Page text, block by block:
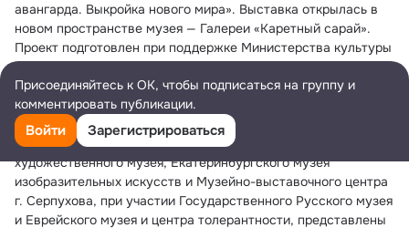
авангарда. Выкройка нового мира». Выставка открылась в
новом пространстве музея — Галереи «Каретный сарай».
Проект подготовлен при поддержке Министерства культуры
и туризма Московской области.
Порядка 200 экспонатов, в число которых входит: живопись,
графика, фотография, ткани, фарфор, набойные доски,
изразцы, деревянная утварь и произведения храмового
искусства из коллекций Серпуховского историко-
художественного музея, Екатеринбургского музея
изобразительных искусств и Музейно-выставочного центра
г. Серпухова, при участии Государственного Русского музея
и Еврейского музея и центра толерантности, представлены
Присоединяйтесь к ОК, чтобы подписаться на группу и
комментировать публикации.
Войти Зарегистрироваться